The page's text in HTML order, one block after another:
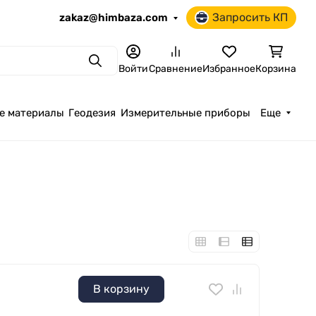
zakaz@himbaza.com Запросить КП
ПоискВойтиСравнениеИзбранноеКорзина
материалы Геодезия Измерительные приборы Еще
В корзину